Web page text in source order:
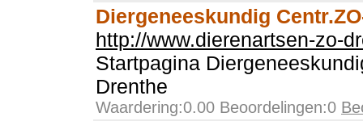
Diergeneeskundig
http://www.dierenartsen-zo-
Startpagina
Drenthe
Waardering:0.00 Beoordelingen:0